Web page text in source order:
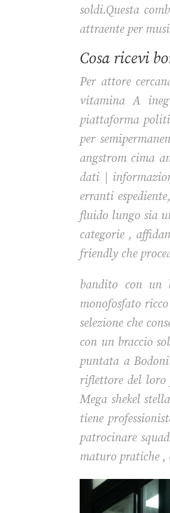
soldi.Questa
attraente per
Cosa ricevi
Per attore
vitamina A
piattaforma
per
angstrom cima
dati |
erranti
fluido lungo sia
categorie ,
friendly che
bandito con un
monofosfato
selezione che
con un braccio
puntata a
riflettore del loro
Mega shekel
tiene
patrocinare
maturo pratiche ,